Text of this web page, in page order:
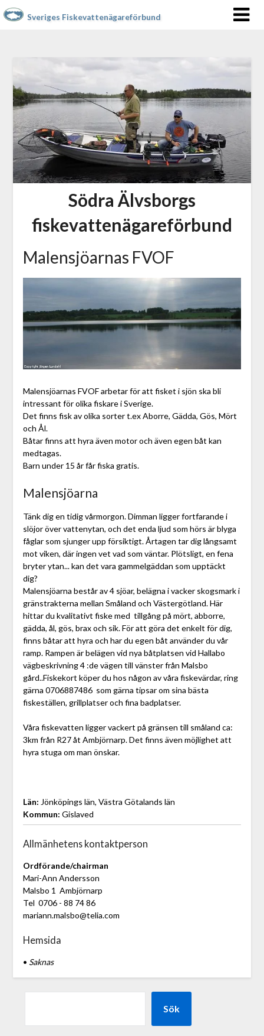
Sveriges Fiskevattenägareförbund
Södra Älvsborgs
fiskevattenägareförbund
Malensjöarnas FVOF
Malensjöarnas FVOF arbetar för att fisket i sjön ska bli
intressant för olika fiskare i Sverige.
Det finns fisk av olika sorter t.ex Aborre, Gädda, Gös, Mört
och Ål.
Båtar finns att hyra även motor och även egen båt kan
medtagas.
Barn under 15 år får fiska gratis.
Malensjöarna
Tänk dig en tidig vårmorgon. Dimman ligger fortfarande i
slöjor över vattenytan, och det enda ljud som hörs är blyga
fåglar som sjunger upp försiktigt. Årtagen tar dig långsamt
mot viken, där ingen vet vad som väntar. Plötsligt, en fena
bryter ytan... kan det vara gammelgäddan som upptäckt
dig?
Malensjöarna består av 4 sjöar, belägna i vacker skogsmark i
gränstrakterna mellan Småland och Västergötland. Här
hittar du kvalitativt fiske med tillgång på mört, abborre,
gädda, ål, gös, brax och sik. För att göra det enkelt för dig,
finns båtar att hyra och har du egen båt använder du vår
ramp. Rampen är belägen vid nya båtplatsen vid Hallabo
vägbeskrivning 4 :de vägen till vänster från Malsbo
gård..Fiskekort köper du hos någon av våra fiskevärdar, ring
gärna 0706887486 som gärna tipsar om sina bästa
fiskeställen, grillplatser och fina badplatser.
Våra fiskevatten ligger vackert på gränsen till småland ca:
3km från R27 åt Ambjörnarp. Det finns även möjlighet att
hyra stuga om man önskar.
Län: Jönköpings län, Västra Götalands län
Kommun: Gislaved
Allmänhetens kontaktperson
Ordförande/chairman
Mari-Ann Andersson
Malsbo 1 Ambjörnarp
Tel 0706 - 88 74 86
mariann.malsbo@telia.com
Hemsida
• Saknas
Sök